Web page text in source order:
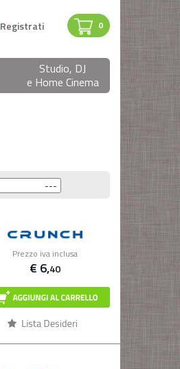
0
Registrati
Studio, DJ
e Home Cinema
Prezzo iva inclusa
€ 6,40